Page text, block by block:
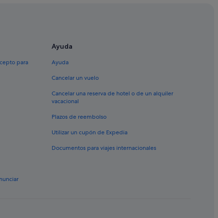
para
Ayuda
Ayuda
Cancelar un vuelo
Cancelar una reserva de hotel o de un alquiler
vacacional
Plazos de reembolso
Utilizar un cupón de Expedia
Documentos para viajes internacionales